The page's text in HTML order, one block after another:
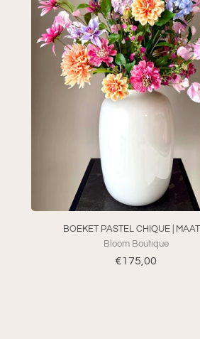
BOEKET PASTEL CHIQUE |
Bloom Boutique
€175,00